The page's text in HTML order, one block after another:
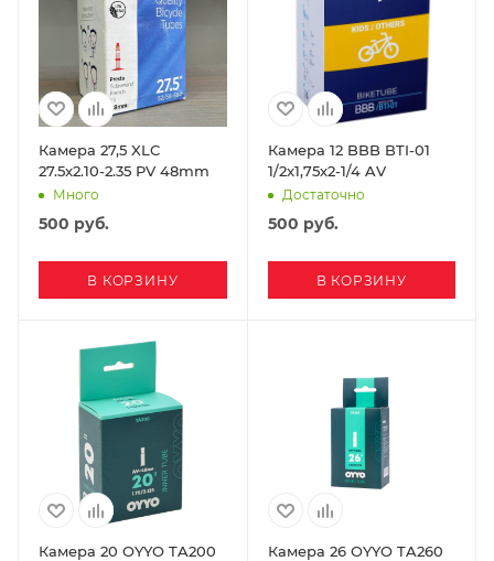
Камера 27,5 XLC
27.5x2.10-2.35 PV 48mm
Много
500 руб.
В КОРЗИНУ
Камера 12 BBB BTI-01
1/2x1,75x2-1/4 AV
Достаточно
500 руб.
В КОРЗИНУ
Камера 20 OYYO TA200
Камера 26 OYYO TA260